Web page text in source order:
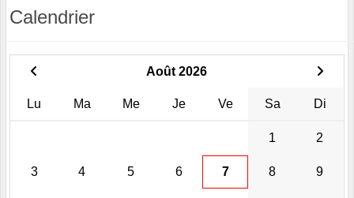
Calendrier
Août 2026
Lu Ma Me Je Ve Sa Di
1 2
3 4 5 6 7 8 9